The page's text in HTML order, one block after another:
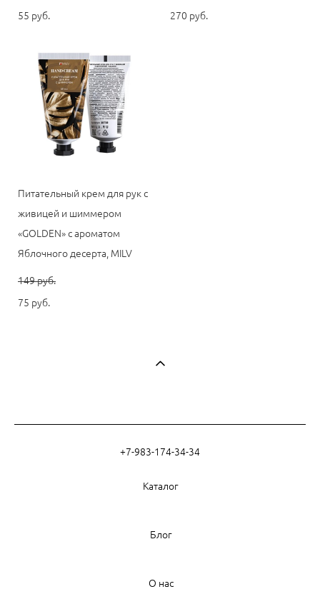
55 pуб.
270 pуб.
Питательный крем для рук с
живицей и шиммером
«GOLDEN» с ароматом
Яблочного десерта, MILV
149 pуб.
75 pуб.
+7-983-174-34-34
Каталог
Блог
О нас